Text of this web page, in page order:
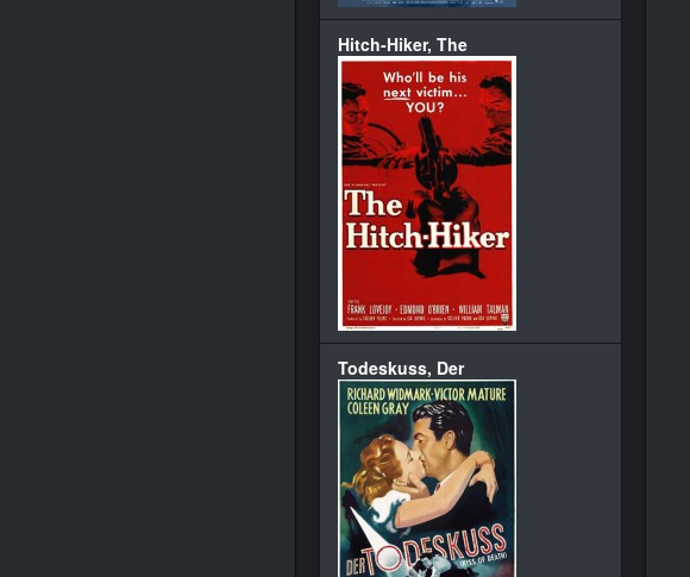
Hitch-Hiker, The
Todeskuss, Der